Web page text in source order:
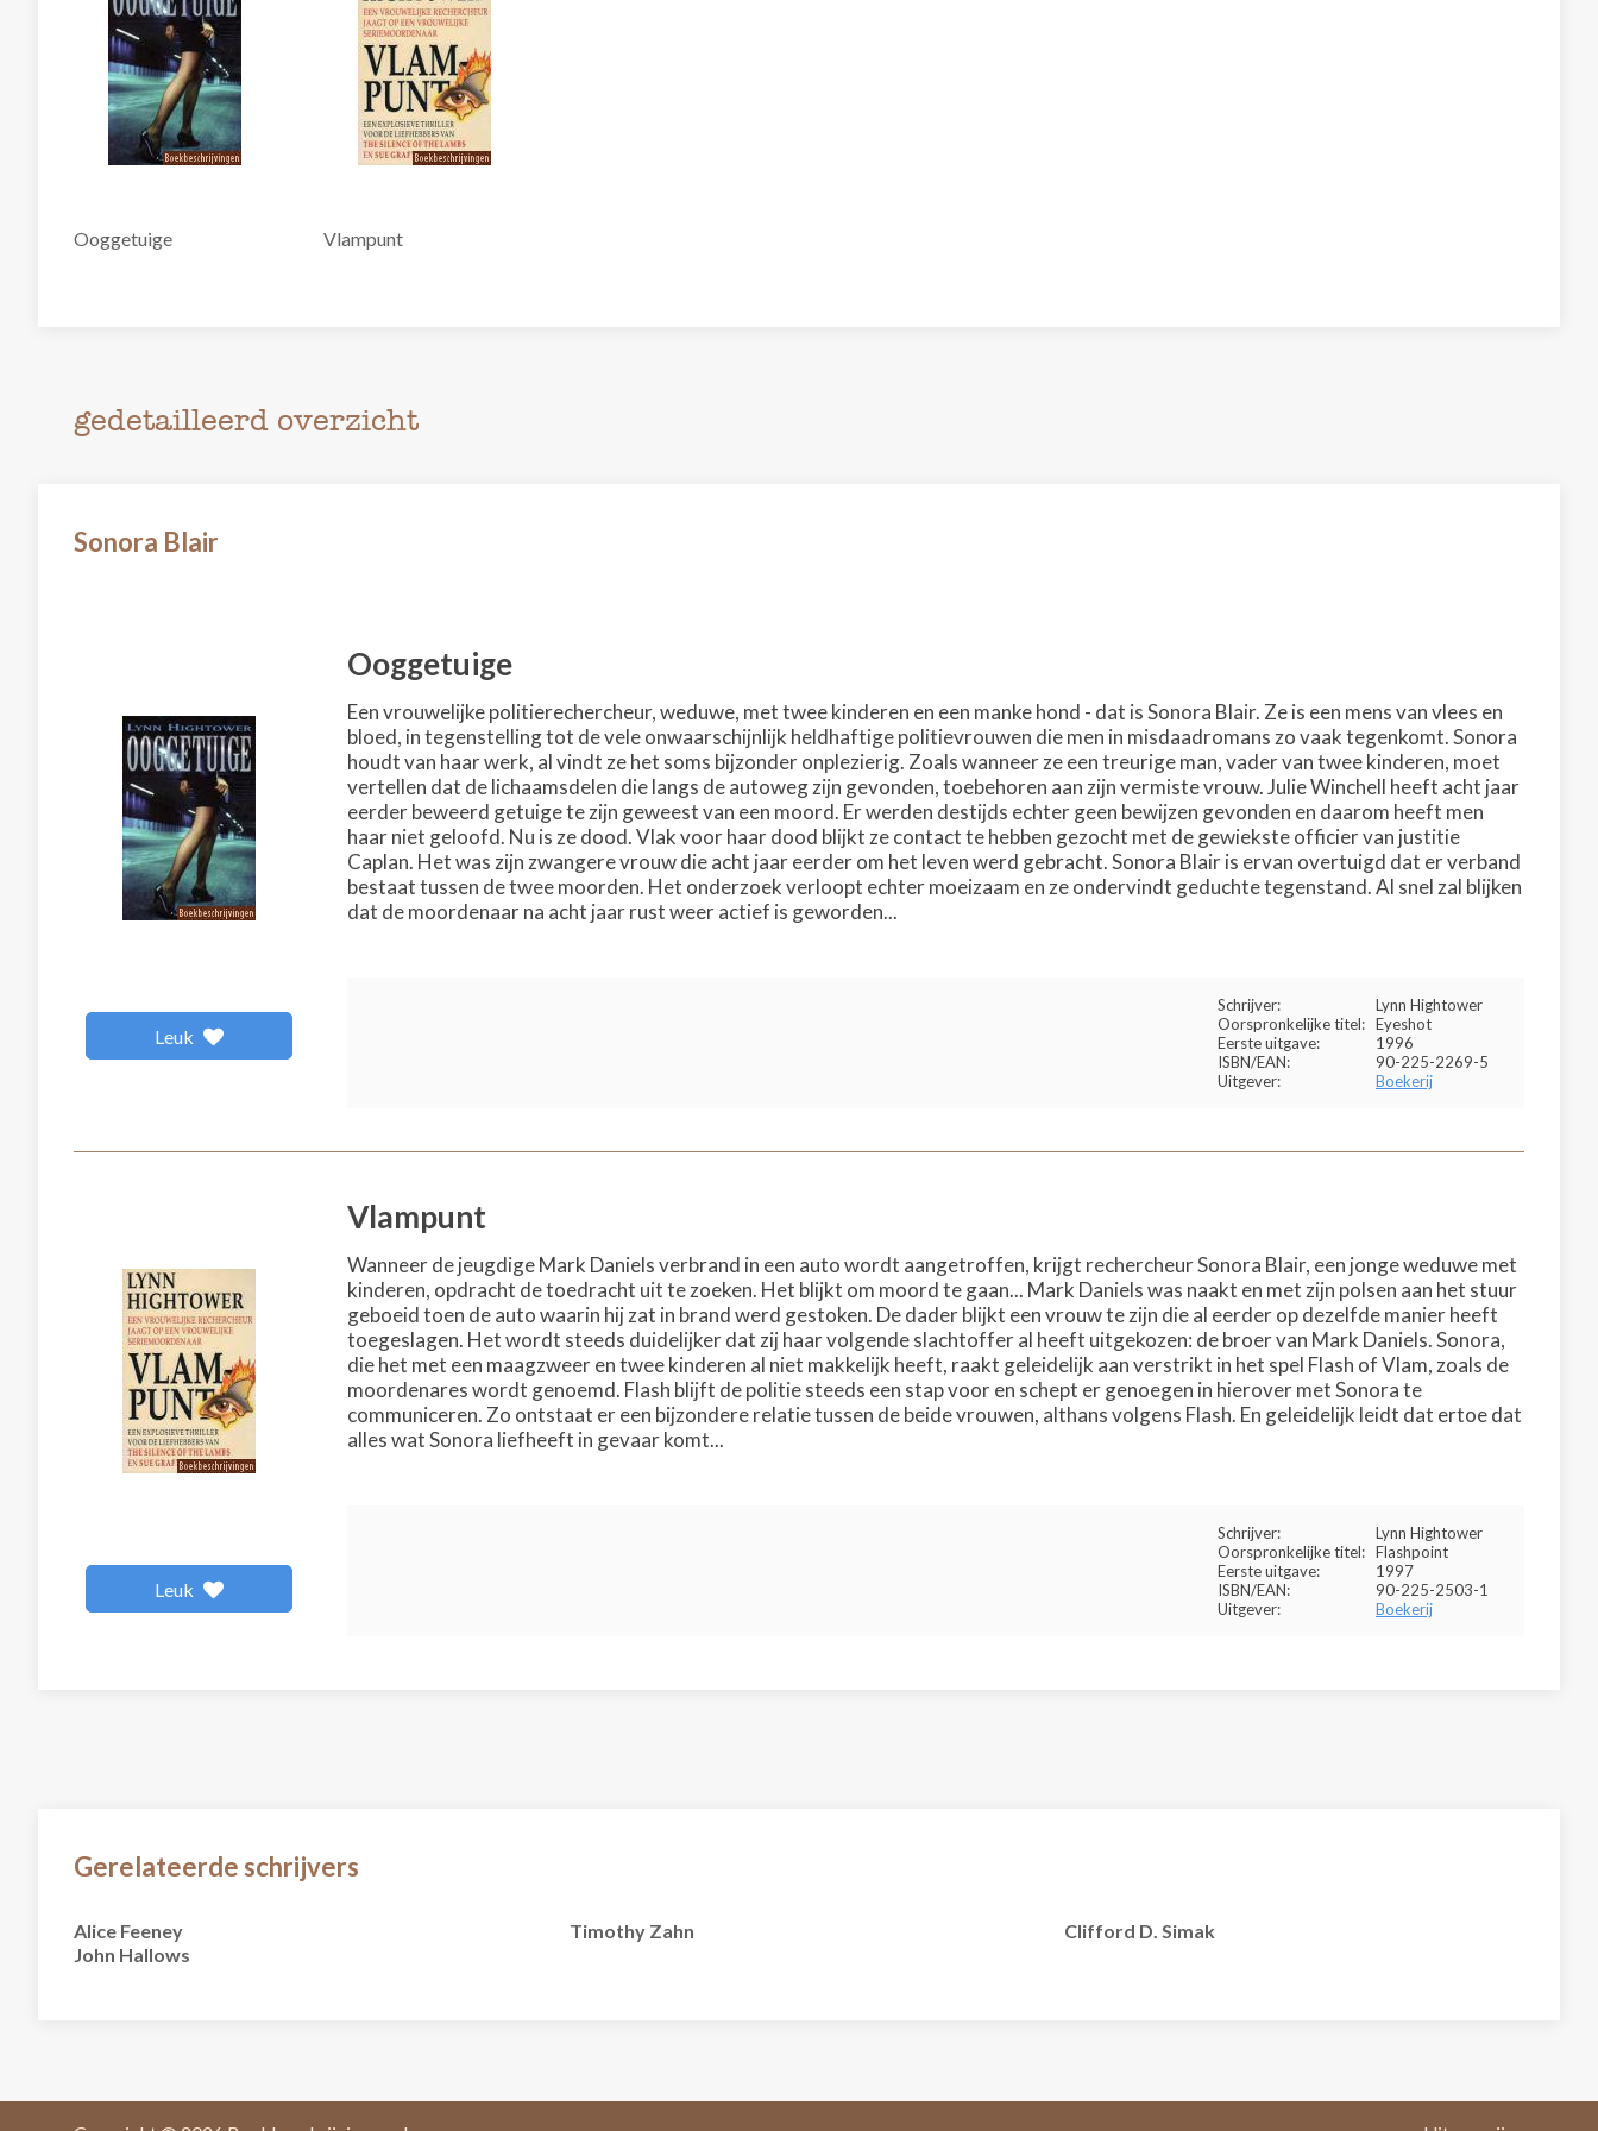
Ooggetuige Vlampunt
gedetailleerd overzicht
Sonora Blair
Leuk
Ooggetuige
Een vrouwelijke politierechercheur, weduwe, met twee kinderen en een manke hond - dat is Sonora Blair. Ze is een mens van vlees en
bloed, in tegenstelling tot de vele onwaarschijnlijk heldhaftige politievrouwen die men in misdaadromans zo vaak tegenkomt. Sonora
houdt van haar werk, al vindt ze het soms bijzonder onplezierig. Zoals wanneer ze een treurige man, vader van twee kinderen, moet
vertellen dat de lichaamsdelen die langs de autoweg zijn gevonden, toebehoren aan zijn vermiste vrouw. Julie Winchell heeft acht jaar
eerder beweerd getuige te zijn geweest van een moord. Er werden destijds echter geen bewijzen gevonden en daarom heeft men
haar niet geloofd. Nu is ze dood. Vlak voor haar dood blijkt ze contact te hebben gezocht met de gewiekste officier van justitie
Caplan. Het was zijn zwangere vrouw die acht jaar eerder om het leven werd gebracht. Sonora Blair is ervan overtuigd dat er verband
bestaat tussen de twee moorden. Het onderzoek verloopt echter moeizaam en ze ondervindt geduchte tegenstand. Al snel zal blijken
dat de moordenaar na acht jaar rust weer actief is geworden...
Schrijver:
Lynn Hightower
Oorspronkelijke titel: Eyeshot
Eerste uitgave:
1996
ISBN/EAN:
90-225-2269-5
Uitgever:
Boekerij
Leuk
Vlampunt
Wanneer de jeugdige Mark Daniels verbrand in een auto wordt aangetroffen, krijgt rechercheur Sonora Blair, een jonge weduwe met
kinderen, opdracht de toedracht uit te zoeken. Het blijkt om moord te gaan... Mark Daniels was naakt en met zijn polsen aan het stuur
geboeid toen de auto waarin hij zat in brand werd gestoken. De dader blijkt een vrouw te zijn die al eerder op dezelfde manier heeft
toegeslagen. Het wordt steeds duidelijker dat zij haar volgende slachtoffer al heeft uitgekozen: de broer van Mark Daniels. Sonora,
die het met een maagzweer en twee kinderen al niet makkelijk heeft, raakt geleidelijk aan verstrikt in het spel Flash of Vlam, zoals de
moordenares wordt genoemd. Flash blijft de politie steeds een stap voor en schept er genoegen in hierover met Sonora te
communiceren. Zo ontstaat er een bijzondere relatie tussen de beide vrouwen, althans volgens Flash. En geleidelijk leidt dat ertoe dat
alles wat Sonora liefheeft in gevaar komt...
Schrijver:
Lynn Hightower
Oorspronkelijke titel: Flashpoint
Eerste uitgave:
1997
ISBN/EAN:
90-225-2503-1
Uitgever:
Boekerij
Gerelateerde schrijvers
Alice Feeney Timothy Zahn
Clifford D. Simak
John Hallows